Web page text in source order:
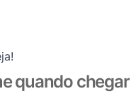
quando chegar